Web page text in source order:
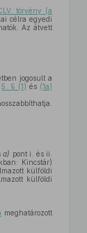
törvény (a
célra egyedi
Az átvett
jogosult a
5. § (1) és (1a)
a) pont i. és ii.
Kincstár)
külföldi
külföldi
meghatározott